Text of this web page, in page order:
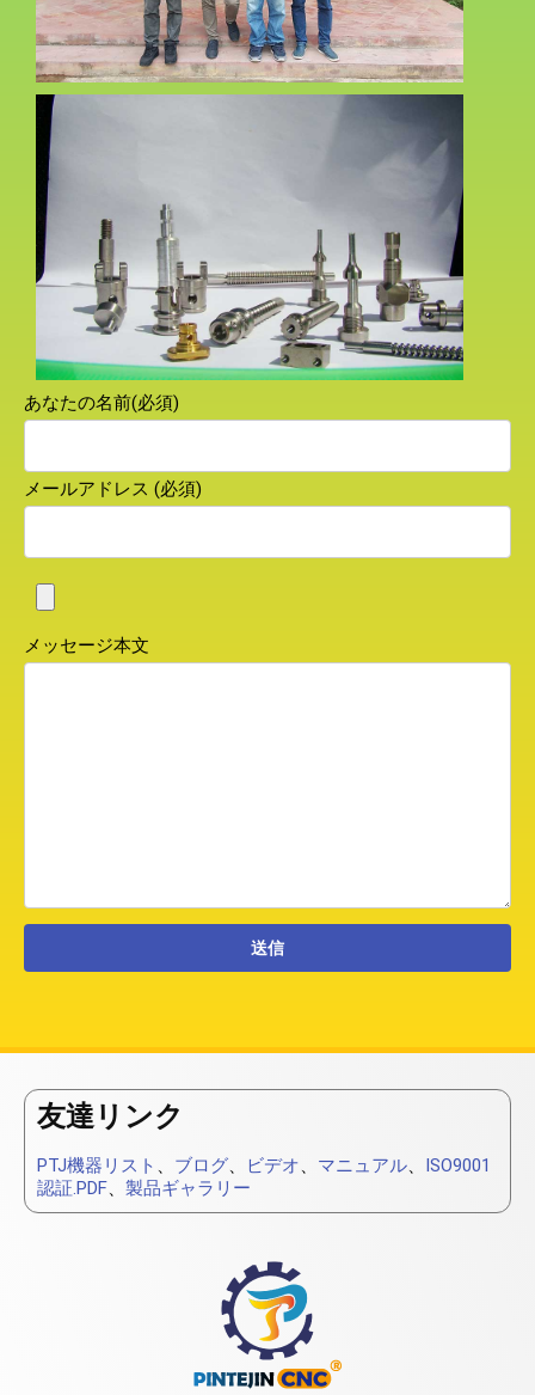
あなたの名前(必須)
メールアドレス (必須)
メッセージ本文
友達リンク
PTJ機器リスト 、 ブログ、 ビデオ、 マニュアル、 ISO9001
認証.PDF、 製品ギャラリー